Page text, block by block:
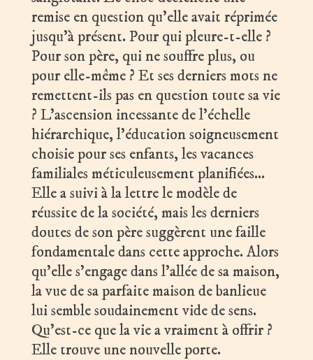
remise en question qu’elle avait réprimée
jusqu’à présent. Pour qui pleure-t-elle ?
Pour son père, qui ne souffre plus, ou
pour elle-même ? Et ses derniers mots ne
remettent-ils pas en question toute sa vie
? L’ascension incessante de l’échelle
hiérarchique, l’éducation soigneusement
choisie pour ses enfants, les vacances
familiales méticuleusement planifiées…
Elle a suivi à la lettre le modèle de
réussite de la société, mais les derniers
doutes de son père suggèrent une faille
fondamentale dans cette approche. Alors
qu’elle s’engage dans l’allée de sa maison,
la vue de sa parfaite maison de banlieue
lui semble soudainement vide de sens.
Qu’est-ce que la vie a vraiment à offrir ?
Elle trouve une nouvelle porte.